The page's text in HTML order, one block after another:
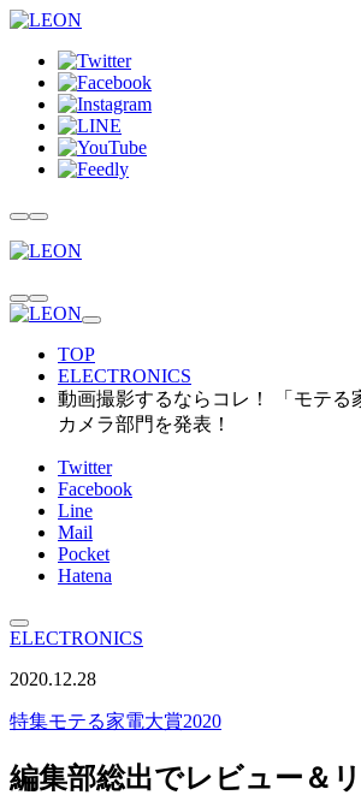
TOP
ELECTRONICS
動画撮影するならコレ！ 「モテる
カメラ部門を発表！
Twitter
Facebook
Line
Mail
Pocket
Hatena
ELECTRONICS
2020.12.28
特集モテる家電大賞2020
編集部総出でレビュー＆